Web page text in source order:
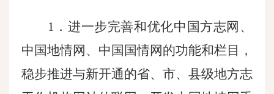
1．进一步完善和优化中国方志网、
中国地情网、中国国情网的功能和栏目，
稳步推进与新开通的省、市、县级地方志